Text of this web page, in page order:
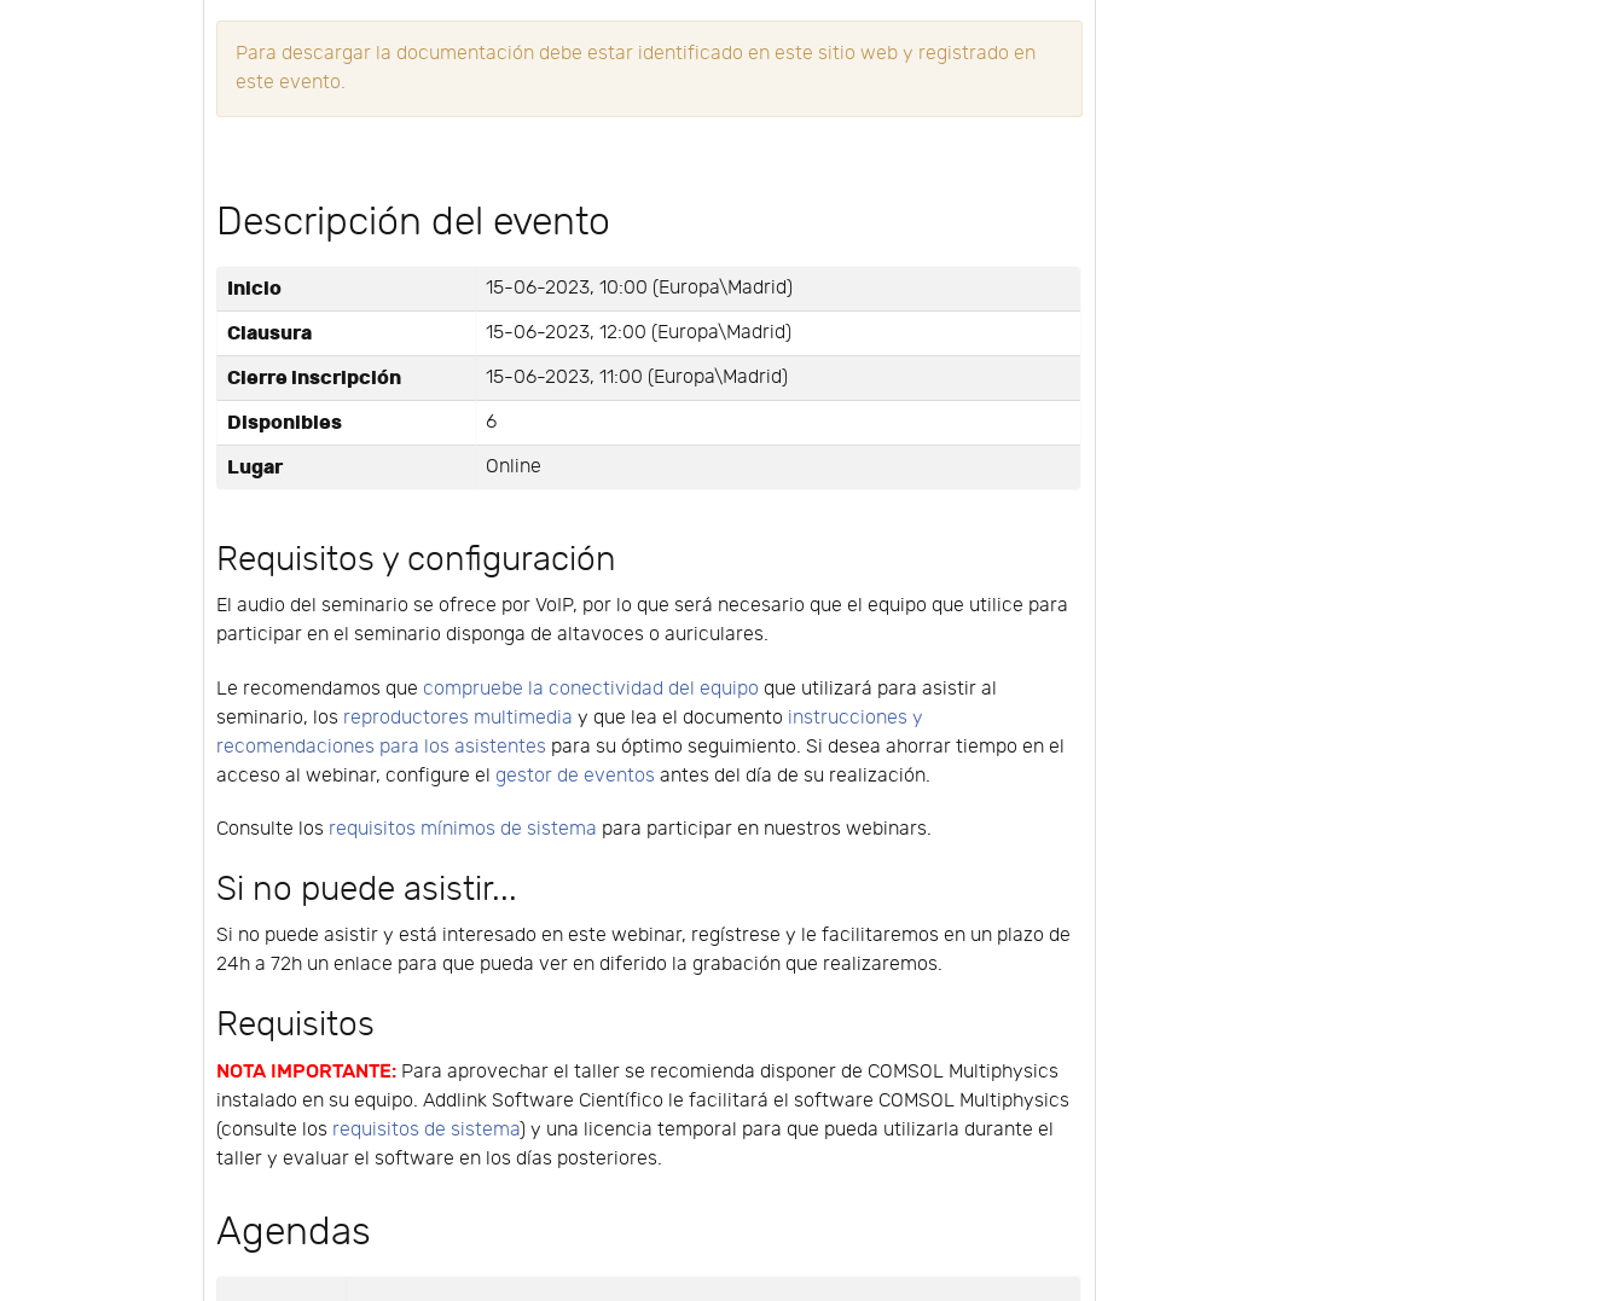
Para descargar la documentación debe estar identificado en este sitio web y registrado en
este evento.
Descripción del evento
Inicio 15-06-2023, 10:00 (Europa\Madrid)
Clausura 15-06-2023, 12:00 (Europa\Madrid)
Cierre inscripción 15-06-2023, 11:00 (Europa\Madrid)
Disponibles 6
Lugar Online
Requisitos y configuración
El audio del seminario se ofrece por VoIP, por lo que será necesario que el equipo que utilice para
participar en el seminario disponga de altavoces o auriculares.
Le recomendamos que compruebe la conectividad del equipo que utilizará para asistir al
seminario, los reproductores multimedia y que lea el documento instrucciones y
recomendaciones para los asistentes para su óptimo seguimiento. Si desea ahorrar tiempo en el
acceso al webinar, configure el gestor de eventos antes del día de su realización.
Consulte los requisitos mínimos de sistema para participar en nuestros webinars.
Si no puede asistir...
Si no puede asistir y está interesado en este webinar, regístrese y le facilitaremos en un plazo de
24h a 72h un enlace para que pueda ver en diferido la grabación que realizaremos.
Requisitos
NOTA IMPORTANTE: Para aprovechar el taller se recomienda disponer de COMSOL Multiphysics
instalado en su equipo. Addlink Software Científico le facilitará el software COMSOL Multiphysics
(consulte los requisitos de sistema) y una licencia temporal para que pueda utilizarla durante el
taller y evaluar el software en los días posteriores.
Agendas